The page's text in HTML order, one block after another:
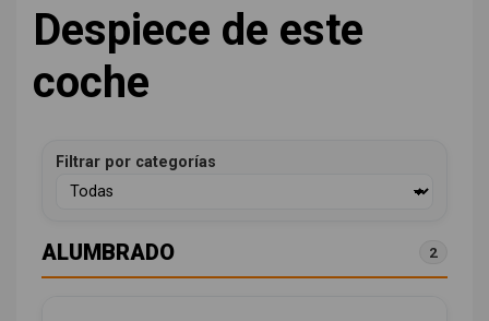
Despiece de este
coche
Filtrar por categorías
ALUMBRADO 2